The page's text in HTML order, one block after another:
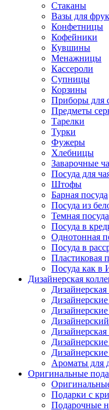
Стаканы
Вазы для
Конфетницы
Кофейники
Кувшины
Менажницы
Кассероли
Супницы
Корзины
Приборы для
Предметы
Тарелки
Турки
Фужеры
Хлебницы
Заварочные
Посуда для
Штофы
Барная посуда
Посуда из
Темная посуда
Посуда в
Однотонная
Посуда в
Пластиковая
Посуда как
Дизайнерская
Дизайнерская
Дизайнерская
Ароматы для
Оригинальные
Подарки с
Подарочные